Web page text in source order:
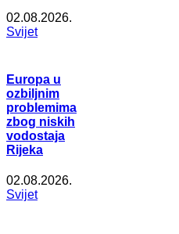
02.08.2026.
Svijet
Europa u
ozbiljnim
problemima
zbog niskih
vodostaja
Rijeka
02.08.2026.
Svijet